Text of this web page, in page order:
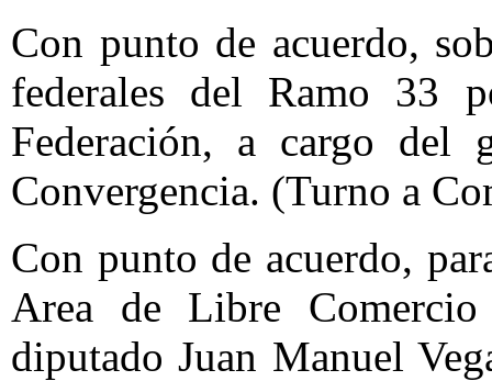
Con punto de acuerdo,
federales del Ramo 33
Federación, a cargo del
Convergencia. (Turno a
Con punto de acuerdo,
Area de Libre
diputado Juan Manuel